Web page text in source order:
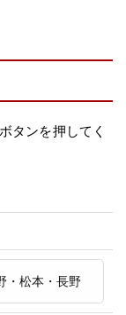
タンを押してく